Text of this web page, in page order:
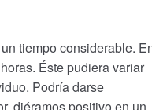
tiempo considerable.
Éste pudiera variar
Podría darse